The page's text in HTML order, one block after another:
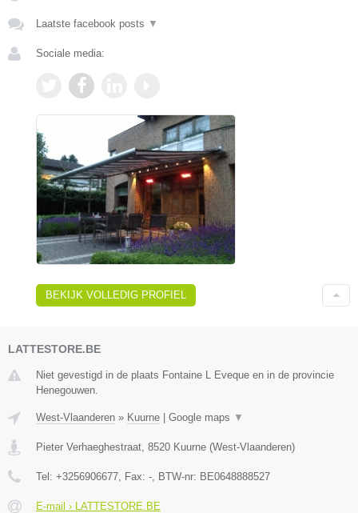
Laatste facebook posts ▼
Sociale media:
BEKIJK VOLLEDIG PROFIEL
LATTESTORE.BE
Niet gevestigd in de plaats Fontaine L Eveque en in de provincie
Henegouwen.
West-Vlaanderen » Kuurne | Google maps ▼
Pieter Verhaeghestraat 8520 Kuurne (West-Vlaanderen)
Tel: +3256906677 , Fax: - , BTW-nr: BE0648888527
E-mail › LATTESTORE.BE